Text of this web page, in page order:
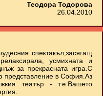
Теодора Тодорова
26.04.2010
спектакъл,засягащ
усмихната и
за прекрасната игра.С
представление в София.Аз
театър - т.е.Вашето